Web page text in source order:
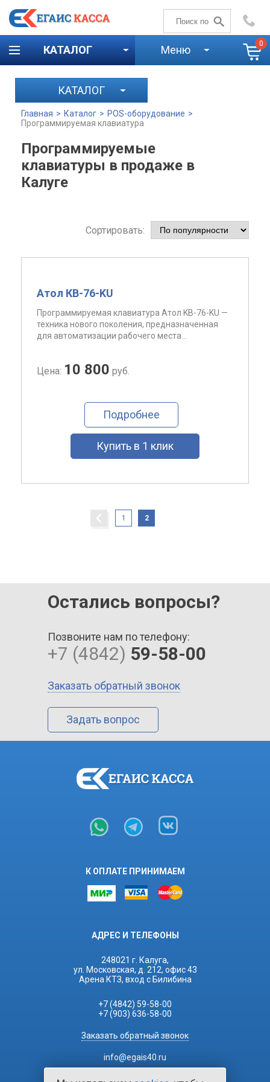
+7 (4842)59-58-00
КАТАЛОГ Меню 0
КАТАЛОГ
Главная > Каталог > POS-оборудование >
Программируемая клавиатура
Программируемые
клавиатуры в продаже в
Калуге
Сортировать:
Атол КВ-76-KU
Программируемая клавиатура Атол KB-76-KU —
техника нового поколения, предназначенная
для автоматизации рабочего места...
Цена: 10 800 руб.
Подробнее
Купить в 1 клик
1 2
Остались вопросы?
Позвоните нам по телефону:
+7 (4842) 59-58-00
Заказать обратный звонок
Задать вопрос
К ОПЛАТЕ ПРИНИМАЕМ
АДРЕС И ТЕЛЕФОНЫ
248021 г. Калуга,
ул. Московская, д. 212, офис 43
Арена КТЗ, вход с Билибина
+7 (4842) 59-58-00
+7 (903) 636-58-00
Заказать обратный звонок
info@egais40.ru